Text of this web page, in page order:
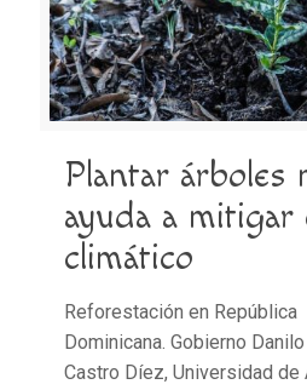
Plantar árboles
ayuda a mitigar
climático
Reforestación en República
Dominicana. Gobierno
Castro Díez, Universidad de